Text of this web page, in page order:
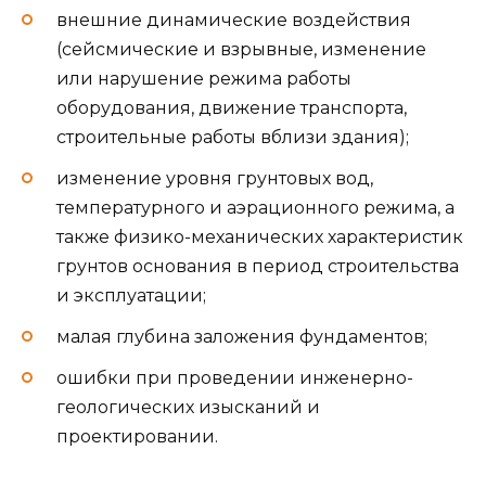
внешние динамические воздействия
(сейсмические и взрывные, изменение
или нарушение режима работы
оборудования, движение транспорта,
строительные работы вблизи здания);
изменение уровня грунтовых вод,
температурного и аэрационного режима, а
также физико-механических характеристик
грунтов основания в период строительства
и эксплуатации;
малая глубина заложения фундаментов;
ошибки при проведении инженерно-
геологических изысканий и
проектировании.